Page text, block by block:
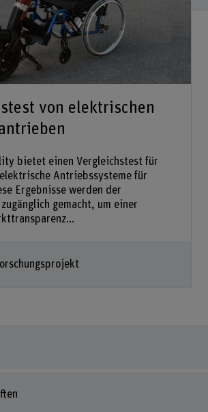
von elektrischen
bietet einen Vergleichstest für
Antriebssysteme für
Ergebnisse werden der
gemacht, um einer